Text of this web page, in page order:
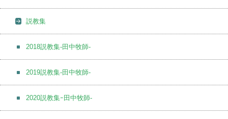
説教集
2018説教集-田中牧師-
2019説教集-田中牧師-
2020説教集ｰ田中牧師-